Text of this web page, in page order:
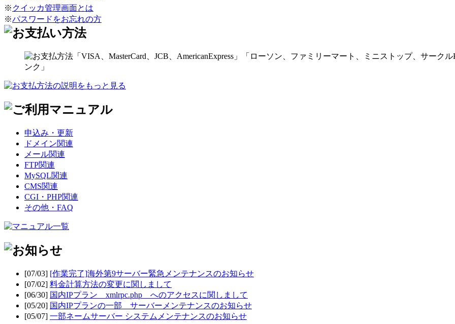
※ クイッカ管理画面とは
※パスワードをお忘れの方
申込み・更新
ドメイン関連
メール関連
FTP関連
MySQL関連
CMS関連
CGI・PHP関連
その他・FAQ
[07/03] [作業完了]海外第9サーバー緊急メンテナンスのお知らせ
[07/02] 料金計算方法の変更に関しまして
[06/30] 国内IPプラン xmlrpc.php へのアクセスに関しまして
[05/20] 国内IPプランの一部 サーバーメンテナンスのお知らせ
[05/07] 一部ネームサーバー システムメンテナンスのお知らせ